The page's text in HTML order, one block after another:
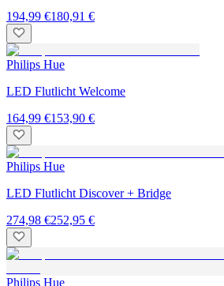
194,99 €180,91 €
Philips Hue
LED Flutlicht Welcome
164,99 €153,90 €
Philips Hue
LED Flutlicht Discover + Bridge
274,98 €252,95 €
Philips Hue